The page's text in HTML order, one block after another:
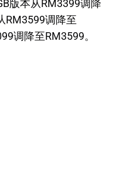
版本从RM3399调降
RM3599调降至
调降至RM3599。